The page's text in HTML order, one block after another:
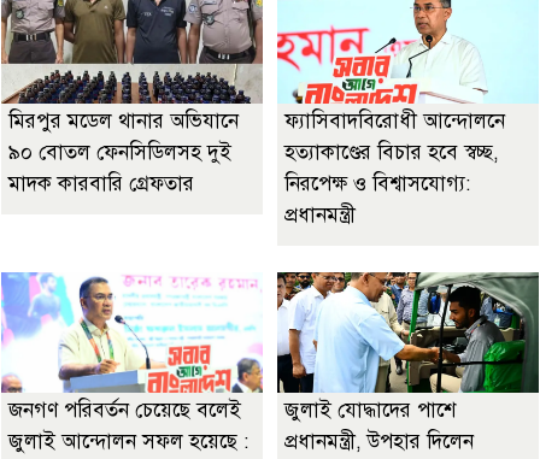
মিরপুর মডেল থানার অভিযানে
৯০ বোতল ফেনসিডিলসহ দুই
মাদক কারবারি গ্রেফতার
ফ্যাসিবাদবিরোধী আন্দোলনে
হত্যাকাণ্ডের বিচার হবে স্বচ্ছ,
নিরপেক্ষ ও বিশ্বাসযোগ্য:
প্রধানমন্ত্রী
জনগণ পরিবর্তন চেয়েছে বলেই
জুলাই আন্দোলন সফল হয়েছে :
জুলাই যোদ্ধাদের পাশে
প্রধানমন্ত্রী, উপহার দিলেন